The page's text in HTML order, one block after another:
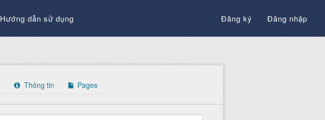
Hướng dẫn sử dụng Đăng ký Đăng nhập
Thông tin Pages